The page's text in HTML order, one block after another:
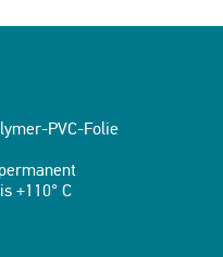
PVC-Folie
+110° C